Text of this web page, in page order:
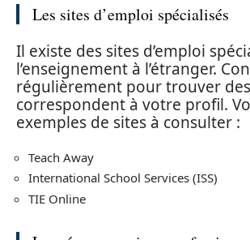
Les sites d’emploi spécialisés
Il existe des sites d’emploi
l’enseignement à l’étranger.
régulièrement pour trouver
correspondent à votre profil.
exemples de sites à consulter :
Teach Away
International School Services (ISS)
TIE Online